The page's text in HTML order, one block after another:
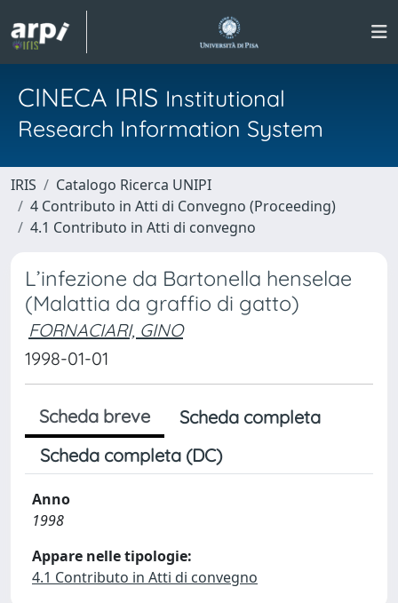
CINECA IRIS Institutional
Research Information System
IRIS
Catalogo Ricerca UNIPI
4 Contributo in Atti di Convegno (Proceeding)
4.1 Contributo in Atti di convegno
L’infezione da Bartonella henselae
(Malattia da graffio di gatto)
FORNACIARI, GINO
1998-01-01
Scheda breve
Scheda completa
Scheda completa (DC)
Anno
1998
Appare nelle tipologie:
4.1 Contributo in Atti di convegno